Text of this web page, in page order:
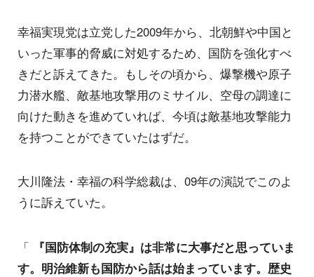
幸福実現党は立党した2009年から、北朝鮮や中国と
いった軍事的脅威に対処するため、国防を強化すべ
きだと訴えてきた。もしその頃から、爆撃機や原子
力潜水艦、敵基地攻撃用のミサイル、空母の調達に
向けた動きを進めていれば、今頃は敵基地攻撃能力
を持つことができていたはずだ。
大川隆法・幸福の科学総裁は、09年の演説でこのよ
うに訴えていた。
「
『国防体制の充実』は非常に大事だと思っていま
す。明治維新も国防から話は始まっています。歴史